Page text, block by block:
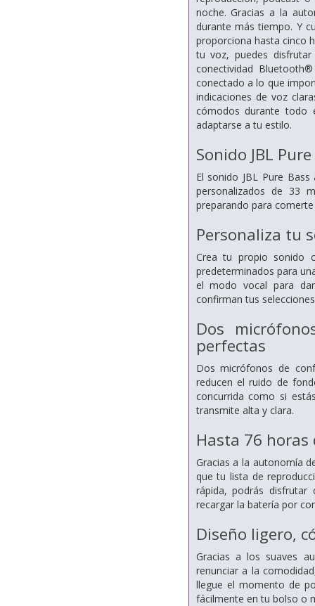
noche. Gracias a la
durante más tiempo. Y
proporciona hasta cinco
tu voz, puedes
conectividad
conectado a lo que
indicaciones de voz
cómodos durante todo
adaptarse a tu estilo.
Sonido JBL
El sonido JBL Pure
personalizados de 33
preparando para
Personaliza tu
Crea tu propio sonido
predeterminados para
el modo vocal para
confirman tus
Dos
perfectas
Dos micrófonos de
reducen el ruido de
concurrida como si
transmite alta y clara.
Hasta 76
Gracias a la autonomía
que tu lista de
rápida, podrás
recargar la batería por
Diseño ligero,
Gracias a los suaves
renunciar a la
llegue el momento de
fácilmente en tu bolso o